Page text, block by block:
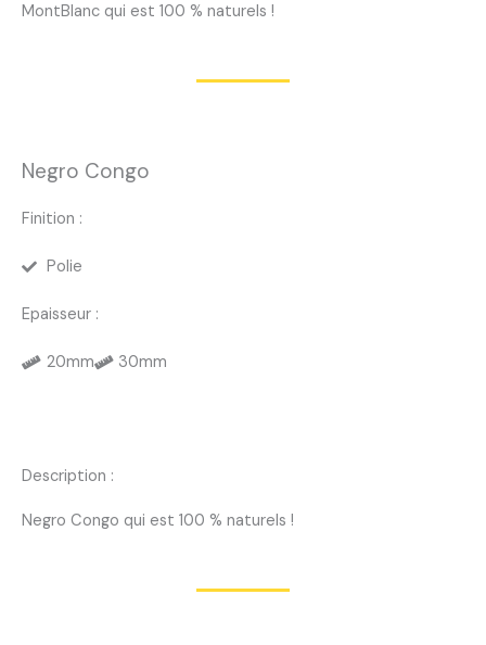
MontBlanc qui est 100 % naturels !
Negro Congo
Finition :
Polie
Epaisseur :
20mm 30mm
Description :
Negro Congo qui est 100 % naturels !